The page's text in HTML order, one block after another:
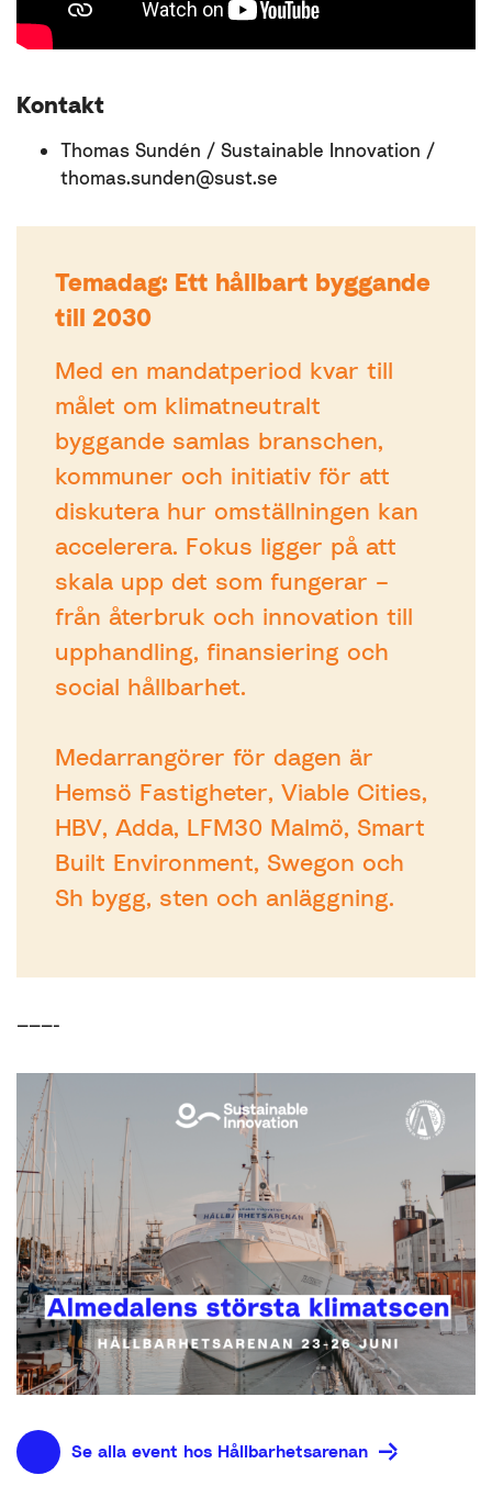
Kontakt
Thomas Sundén / Sustainable Innovation /
thomas.sunden@sust.se
Temadag: Ett hållbart byggande
till 2030
Med en mandatperiod kvar till
målet om klimatneutralt
byggande samlas branschen,
kommuner och initiativ för att
diskutera hur omställningen kan
accelerera. Fokus ligger på att
skala upp det som fungerar –
från återbruk och innovation till
upphandling, finansiering och
social hållbarhet.
Medarrangörer för dagen är
Hemsö Fastigheter, Viable Cities,
HBV, Adda, LFM30 Malmö, Smart
Built Environment, Swegon och
Sh bygg, sten och anläggning.
———-
Se alla event hos Hållbarhetsarenan